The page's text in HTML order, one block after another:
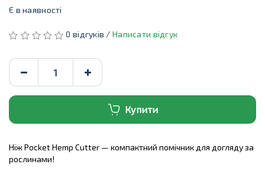
Є в наявності
0 відгуків /Написати відгук
Купити
Ніж Pocket Hemp Cutter — компактний помічник для догляду за
рослинами!